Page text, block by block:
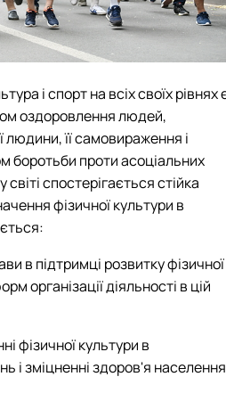
і спорт на всіх своїх рівнях
оздоровлення людей,
людини, її самовираження і
боротьби проти асоціальних
спостерігається стійка
фізичної культури в
в підтримці розвитку фізичної
організації діяльності в цій
фізичної культури в
і зміцненні здоров'я